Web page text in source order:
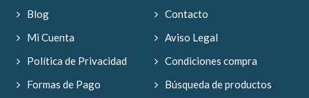
Blog
Contacto
Mi Cuenta
Aviso Legal
Política de Privacidad
Condiciones compra
Formas de Pago
Búsqueda de productos